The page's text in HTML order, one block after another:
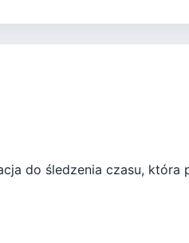
do śledzenia czasu,